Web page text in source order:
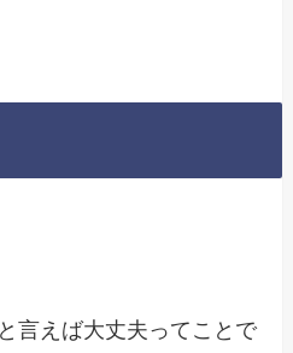
言えば大丈夫ってことで